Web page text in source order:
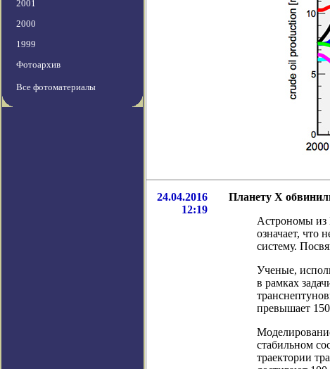
2001
2000
1999
Фотоархив
Все фотоматериалы
24.04.2016
12:19
Планету Х
Астрономы из
означает, что
систему.
Ученые,
в рамках
превышает
стабильном
траектории